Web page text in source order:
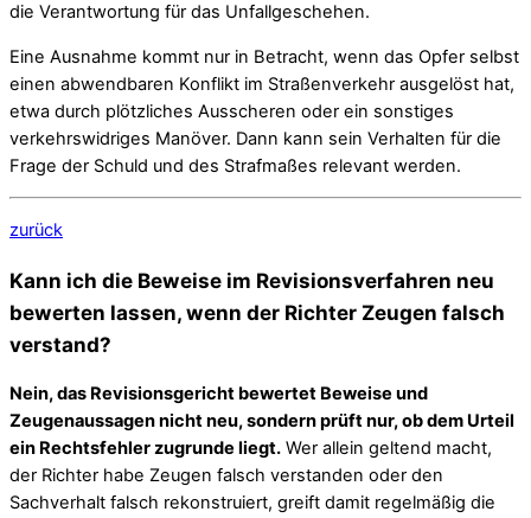
die Verantwortung für das Unfallgeschehen.
Eine Ausnahme kommt nur in Betracht, wenn das Opfer selbst
einen abwendbaren Konflikt im Straßenverkehr ausgelöst hat,
etwa durch plötzliches Ausscheren oder ein sonstiges
verkehrswidriges Manöver. Dann kann sein Verhalten für die
Frage der Schuld und des Strafmaßes relevant werden.
zurück
Kann ich die Beweise im Revisionsverfahren neu
bewerten lassen, wenn der Richter Zeugen falsch
verstand?
Nein, das Revisionsgericht bewertet Beweise und
Zeugenaussagen nicht neu, sondern prüft nur, ob dem Urteil
ein Rechtsfehler zugrunde liegt. Wer allein geltend macht,
der Richter habe Zeugen falsch verstanden oder den
Sachverhalt falsch rekonstruiert, greift damit regelmäßig die